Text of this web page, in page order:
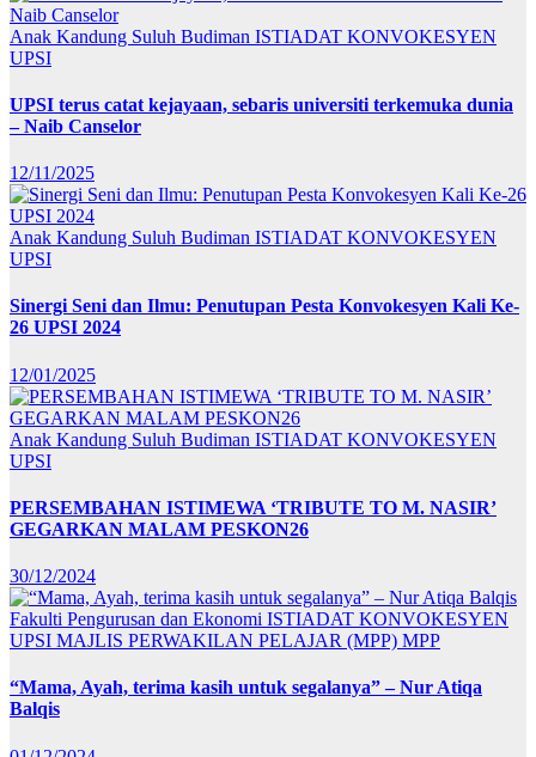
Anak Kandung Suluh Budiman ISTIADAT KONVOKESYEN
UPSI
UPSI terus catat kejayaan, sebaris universiti terkemuka dunia
– Naib Canselor
12/11/2025
Anak Kandung Suluh Budiman ISTIADAT KONVOKESYEN
UPSI
Sinergi Seni dan Ilmu: Penutupan Pesta Konvokesyen Kali Ke-
26 UPSI 2024
12/01/2025
Anak Kandung Suluh Budiman ISTIADAT KONVOKESYEN
UPSI
PERSEMBAHAN ISTIMEWA ‘TRIBUTE TO M. NASIR’
GEGARKAN MALAM PESKON26
30/12/2024
Fakulti Pengurusan dan Ekonomi ISTIADAT KONVOKESYEN
UPSI MAJLIS PERWAKILAN PELAJAR (MPP) MPP
“Mama, Ayah, terima kasih untuk segalanya” – Nur Atiqa
Balqis